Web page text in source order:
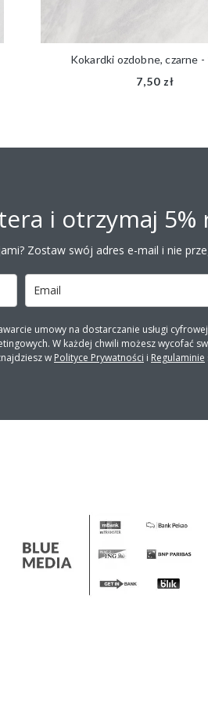
Kokardki ozdobne, czarne -
7,50 zł
i otrzymaj 5%
Zostaw swój adres e-mail i nie
umowy na dostarczanie usługi
W każdej chwili możesz wycofać
w Polityce Prywatności i Regulaminie